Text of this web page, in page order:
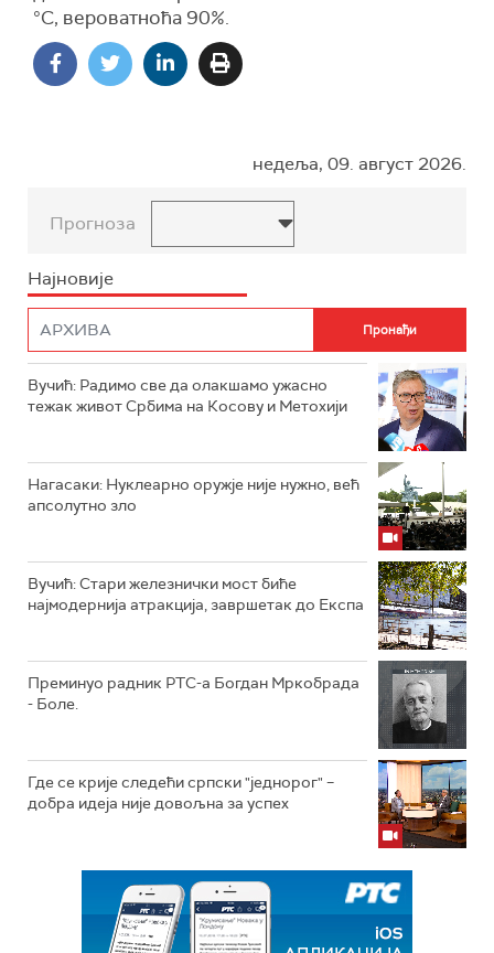
°C, вероватноћа 90%.
недеља, 09. август 2026.
Прогноза
Најновије
Вучић: Радимо све да олакшамо ужасно
тежак живот Србима на Косову и Метохији
Нагасаки: Нуклеарно оружје није нужно, већ
апсолутно зло
Вучић: Стари железнички мост биће
најмодернија атракција, завршетак до Експа
Преминуо радник РТС-а Богдан Мркобрада
- Боле.
Где се крије следећи српски "једнорог" –
добра идеја није довољна за успех